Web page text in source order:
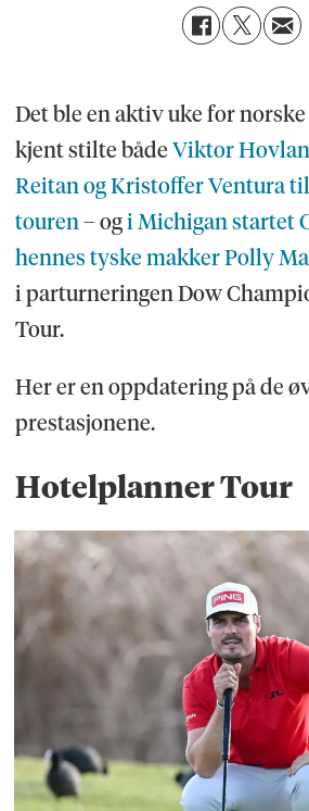
Det ble en aktiv uke for
kjent stilte både Viktor
Reitan og Kristoffer Ventura
touren – ogi Michigan startet
hennes tyske makker Polly
i parturneringen Dow
Tour.
Her er en oppdatering på de
prestasjonene.
Hotelplanner Tour